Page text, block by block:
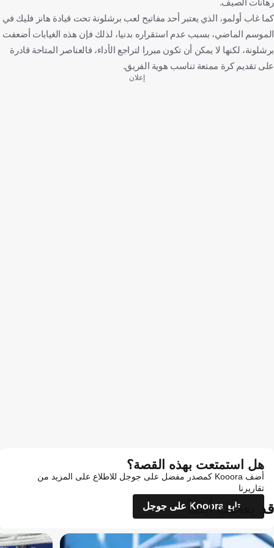
كما غاب أولمو، الذي يعتبر أحد مفاتيح لعب برشلونة تحت قيادة هانز فليك في
الموسم الماضي، بسبب عدم استقراره بدنيا، لذلك فإن هذه الغيابات أضعفت
برشلونة، لكنها لا يمكن أن تكون مبررا لتراجع الأداء، فالعناصر المتاحة قادرة
على تقديم كرة ممتعة تناسب هوية الفريق.
إعلان
هل استمتعت بهذه القصة؟
أضف Kooora كمصدر مفضل على جوجل للاطلاع على المزيد من
تقاريرنا
تابع Kooora على جوجل
قد يعجبك أيضاً